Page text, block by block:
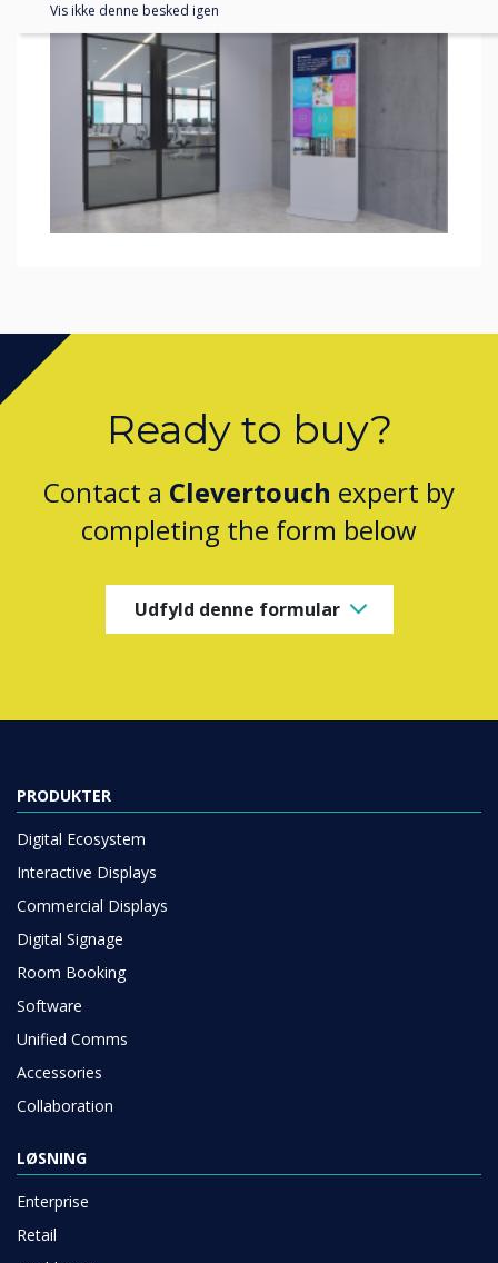
Ready to buy?
Contact a Clevertouch expert by
completing the form below
Udfyld denne formular
PRODUKTER
Digital Ecosystem
Interactive Displays
Commercial Displays
Digital Signage
Room Booking
Software
Unified Comms
Accessories
Collaboration
LØSNING
Enterprise
Retail
Vis ikke denne besked igen